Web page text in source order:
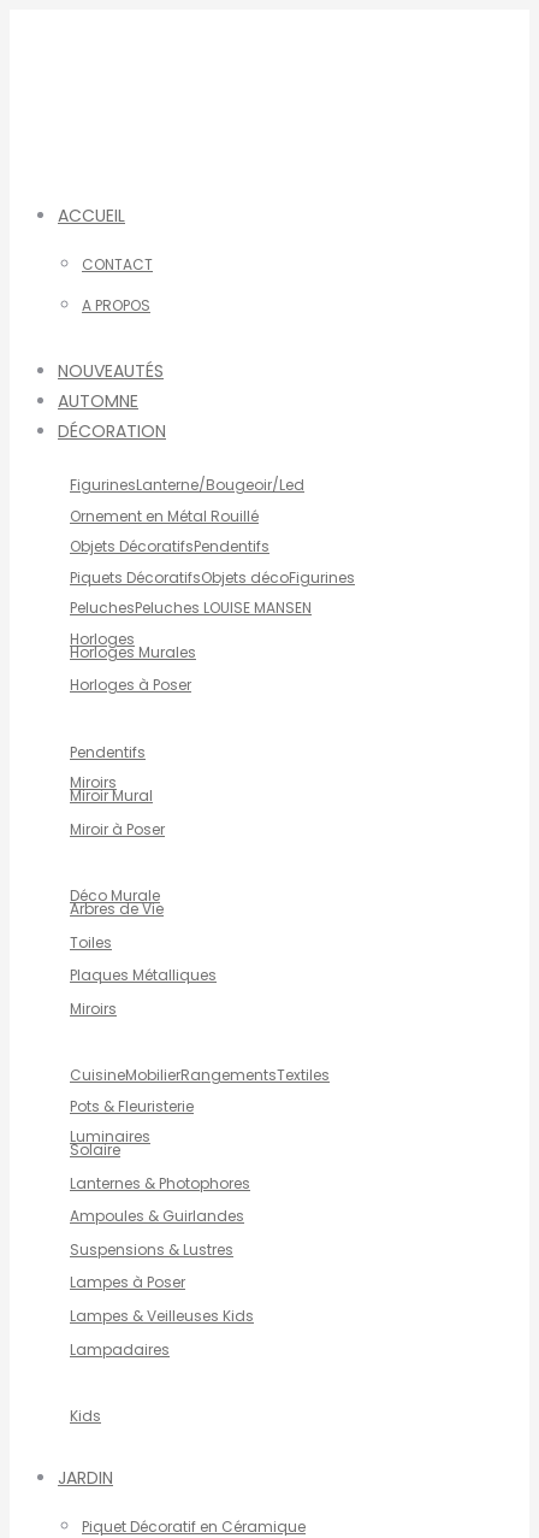
ACCUEIL
CONTACT
A PROPOS
NOUVEAUTÉS
AUTOMNE
DÉCORATION
FigurinesLanterne/Bougeoir/Led
Ornement en Métal Rouillé
Objets DécoratifsPendentifs
Piquets DécoratifsObjets décoFigurines
PeluchesPeluches LOUISE MANSEN
Horloges
Horloges Murales
Horloges à Poser
Pendentifs
Miroirs
Miroir Mural
Miroir à Poser
Déco Murale
Arbres de Vie
Toiles
Plaques Métalliques
Miroirs
CuisineMobilierRangementsTextiles
Pots & Fleuristerie
Luminaires
Solaire
Lanternes & Photophores
Ampoules & Guirlandes
Suspensions & Lustres
Lampes à Poser
Lampes & Veilleuses Kids
Lampadaires
Kids
JARDIN
Piquet Décoratif en Céramique